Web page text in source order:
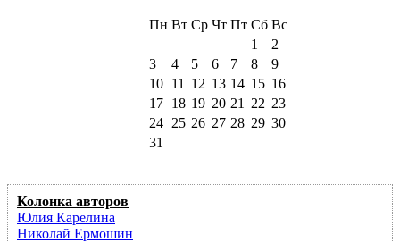
Пн Вт Ср Чт Пт Сб Вс
1
2
3
4 5 6 7 8
9
10
11 12 13 14 15 16
17
18 19 20 21 22 23
24
25 26 27 28 29 30
31
Колонка авторов
Юлия Карелина
Николай Ермошин